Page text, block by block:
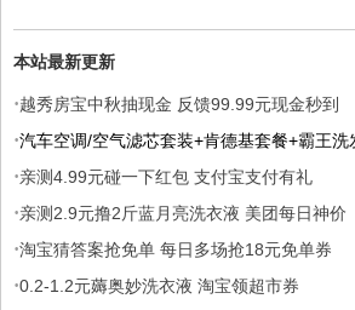
本站最新更新
·越秀房宝中秋抽现金 反馈99.99元现金秒到
·汽车空调/空气滤芯套装+肯德基套餐+霸王洗
·亲测4.99元碰一下红包 支付宝支付有礼
·亲测2.9元撸2斤蓝月亮洗衣液 美团每日神价
·淘宝猜答案抢免单 每日多场抢18元免单券
·0.2-1.2元薅奥妙洗衣液 淘宝领超市券